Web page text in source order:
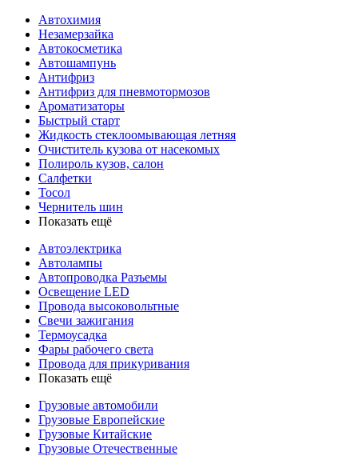
Автохимия
Незамерзайка
Автокосметика
Автошампунь
Антифриз
Антифриз для пневмотормозов
Ароматизаторы
Быстрый старт
Жидкость стеклоомывающая летняя
Очиститель кузова от насекомых
Полироль кузов, салон
Салфетки
Тосол
Чернитель шин
Показать ещё
Автоэлектрика
Автолампы
Автопроводка Разъемы
Освещение LED
Провода высоковольтные
Свечи зажигания
Термоусадка
Фары рабочего света
Провода для прикуривания
Показать ещё
Грузовые автомобили
Грузовые Европейские
Грузовые Китайские
Грузовые Отечественные